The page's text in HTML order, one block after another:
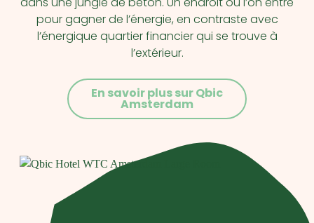
pour gagner de l’énergie, en contraste avec
l’énergique quartier financier qui se trouve à
l’extérieur.
En savoir plus sur Qbic
Amsterdam